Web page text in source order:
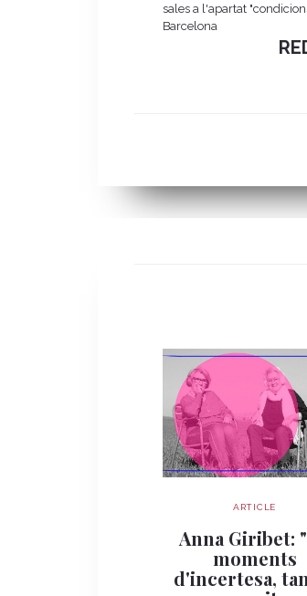
sales a l'apartat
Barcelona
ARTICLE
Anna Giribet:
moments
d'incertesa,